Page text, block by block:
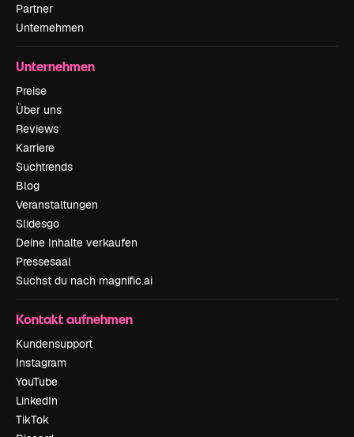
Partner
Unternehmen
Unternehmen
Preise
Über uns
Reviews
Karriere
Suchtrends
Blog
Veranstaltungen
Slidesgo
Deine Inhalte verkaufen
Pressesaal
Suchst du nach magnific.ai
Kontakt aufnehmen
Kundensupport
Instagram
YouTube
LinkedIn
TikTok